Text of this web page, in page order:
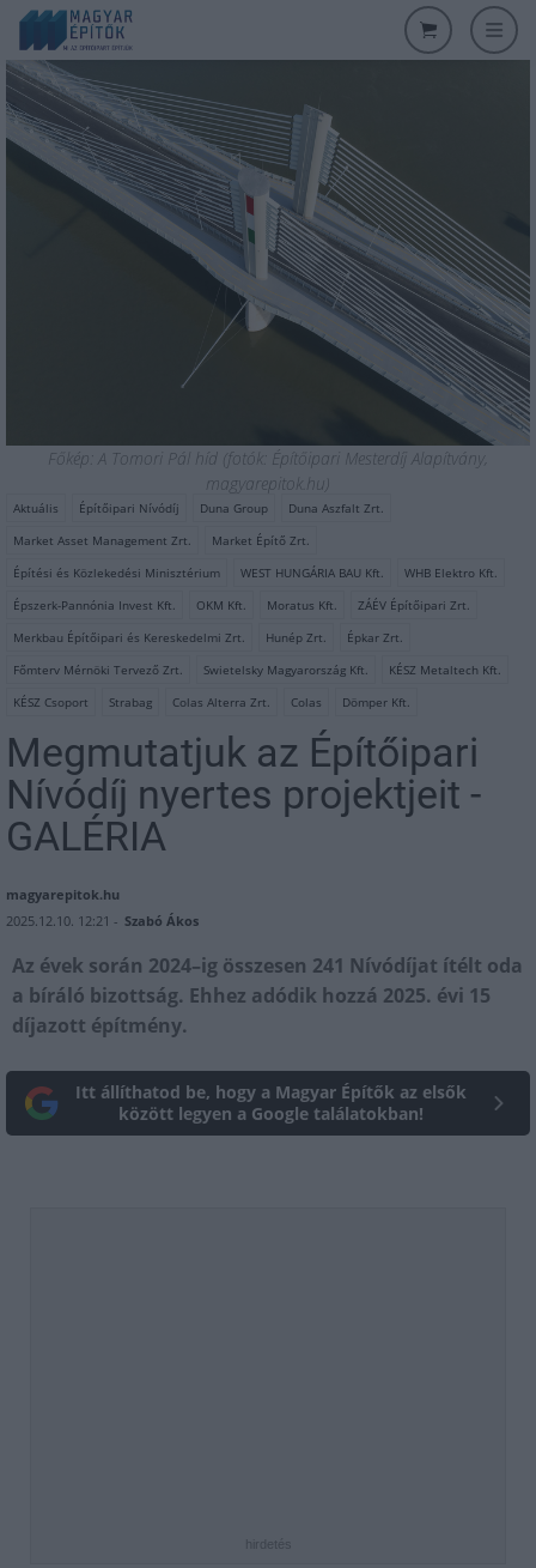
Főkép: A Tomori Pál híd (fotók: Építőipari Mesterdíj Alapítvány,
magyarepitok.hu)
Aktuális Építőipari Nívódíj Duna Group
Duna Aszfalt Zrt.
Market Asset Management Zrt.
Market Építő Zrt.
Építési és Közlekedési Minisztérium
WEST HUNGÁRIA BAU Kft.
WHB Elektro Kft.
Épszerk-Pannónia Invest Kft.
OKM Kft. Moratus Kft.
ZÁÉV Építőipari Zrt.
Merkbau Építőipari és Kereskedelmi Zrt.
Hunép Zrt.
Épkar Zrt.
Főmterv Mérnöki Tervező Zrt.
Swietelsky Magyarország Kft.
KÉSZ Metaltech Kft.
KÉSZ Csoport
Strabag Colas Alterra Zrt. Colas Dömper Kft.
Megmutatjuk az Építőipari
Nívódíj nyertes projektjeit -
GALÉRIA
magyarepitok.hu
2025.12.10. 12:21 - Szabó Ákos
Az évek során 2024–ig összesen 241 Nívódíjat ítélt oda
a bíráló bizottság. Ehhez adódik hozzá 2025. évi 15
díjazott építmény.
Itt állíthatod be, hogy a Magyar Építők az elsők
között legyen a Google találatokban!
hirdetés